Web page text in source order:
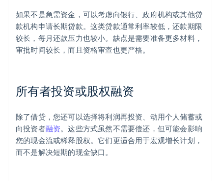
如果不是急需资金，可以考虑向银行、政府机构或其他贷
款机构申请长期贷款。这类贷款通常利率较低，还款期限
较长，每月还款压力也较小。缺点是需要准备更多材料，
审批时间较长，而且资格审查也更严格。
所有者投资或股权融资
除了借贷，您还可以选择将利润再投资、动用个人储蓄或
向投资者融资。这些方式虽然不需要偿还，但可能会影响
您的现金流或稀释股权。它们更适合用于宏观增长计划，
而不是解决短期的现金缺口。